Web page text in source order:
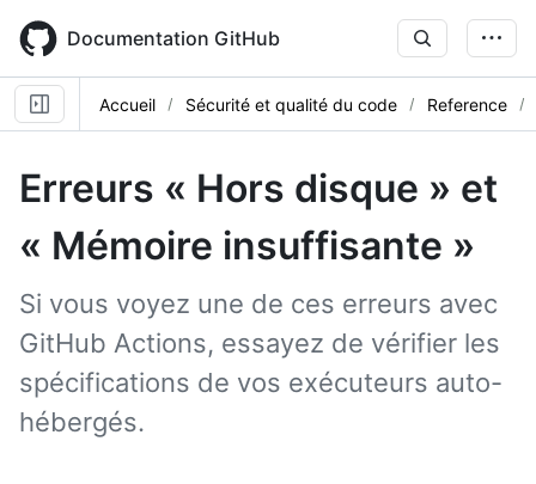
main
content
Documentation GitHub
Accueil Sécurité et qualité du code Reference
Erreurs « Hors disque » et
« Mémoire insuffisante »
Si vous voyez une de ces erreurs avec
GitHub Actions, essayez de vérifier les
spécifications de vos exécuteurs auto-
hébergés.